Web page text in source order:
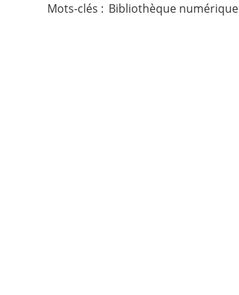
Mots-clés : Bibliothèque numérique